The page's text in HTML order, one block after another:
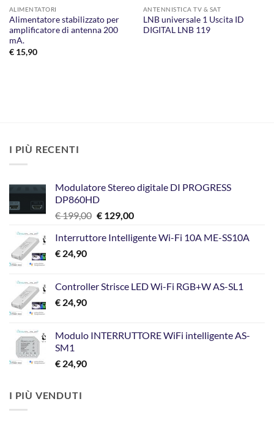
ALIMENTATORI
Alimentatore stabilizzato per
amplificatore di antenna 200
mA.
€15,90
ANTENNISTICA TV & SAT
LNB universale 1 Uscita ID
DIGITAL LNB 119
I PIÙ RECENTI
Modulatore Stereo digitale DI PROGRESS
DP860HD
€199,00 Il
originale
€129,00Il
attuale
Interruttore Intelligente Wi-Fi 10A ME-SS10A
€ 24,90
Controller Strisce LED Wi-Fi RGB+W AS-SL1
€ 24,90
Modulo INTERRUTTORE WiFi intelligente AS-
SM1
€ 24,90
I PIÙ VENDUTI